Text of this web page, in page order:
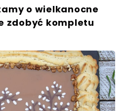
o wielkanocne
zdobyć kompletu